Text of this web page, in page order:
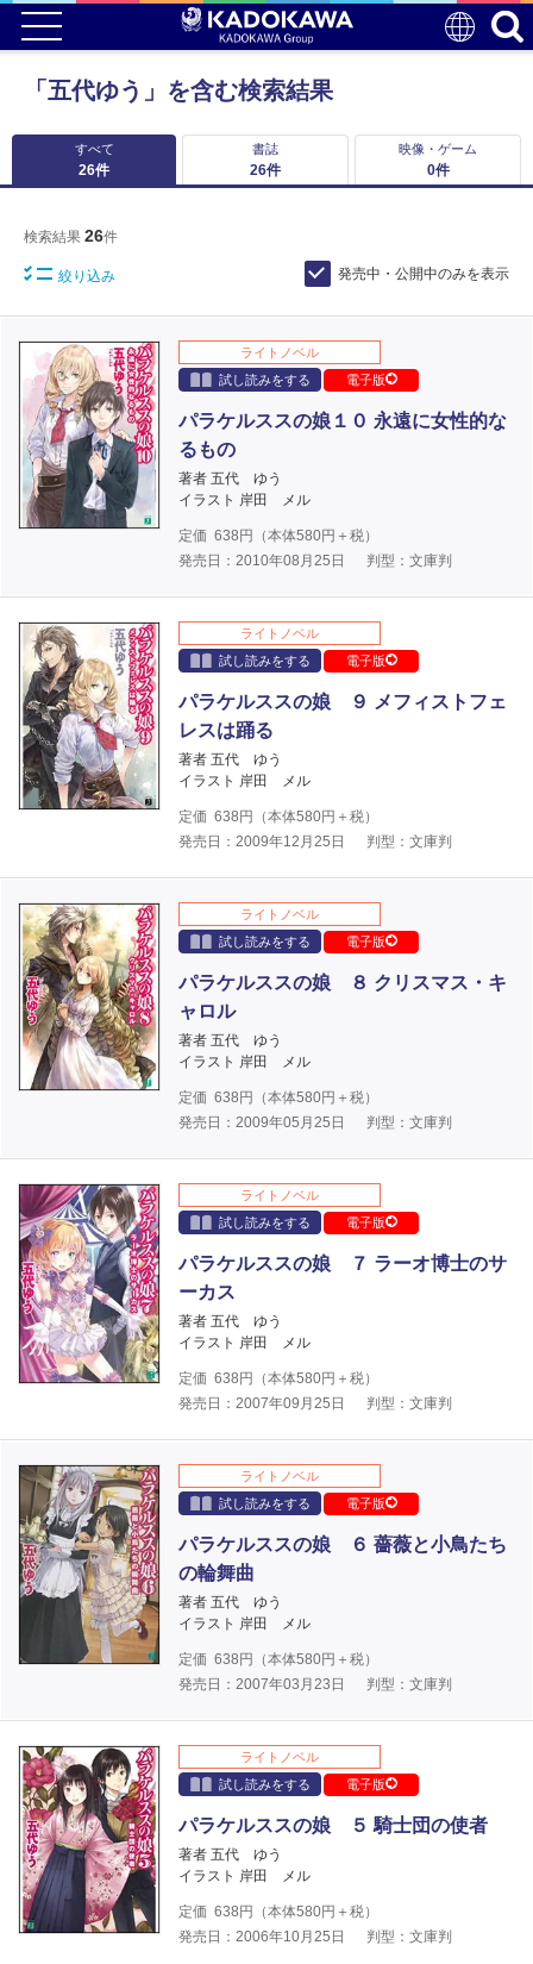
「五代ゆう」を含む検索結果
すべて
26件
書誌
26件
映像・ゲーム
0件
検索結果 26件
絞り込み 発売中・公開中のみを表示
ライトノベル
試し読みをする
電子版
パラケルススの娘１０ 永遠に女性的な
るもの
著者 五代 ゆう
イラスト 岸田 メル
定価 638 円（本体580円＋税）
発売日：2010年08月25日
判型：文庫判
ライトノベル
試し読みをする
電子版
パラケルススの娘 ９ メフィストフェ
レスは踊る
著者 五代 ゆう
イラスト 岸田 メル
定価 638 円（本体580円＋税）
発売日：2009年12月25日
判型：文庫判
ライトノベル
試し読みをする
電子版
パラケルススの娘 ８ クリスマス・キ
ャロル
著者 五代 ゆう
イラスト 岸田 メル
定価 638 円（本体580円＋税）
発売日：2009年05月25日
判型：文庫判
ライトノベル
試し読みをする
電子版
パラケルススの娘 ７ ラーオ博士のサ
ーカス
著者 五代 ゆう
イラスト 岸田 メル
定価 638 円（本体580円＋税）
発売日：2007年09月25日
判型：文庫判
ライトノベル
試し読みをする
電子版
パラケルススの娘 ６ 薔薇と小鳥たち
の輪舞曲
著者 五代 ゆう
イラスト 岸田 メル
定価 638 円（本体580円＋税）
発売日：2007年03月23日
判型：文庫判
ライトノベル
試し読みをする
電子版
パラケルススの娘 ５ 騎士団の使者
著者 五代 ゆう
イラスト 岸田 メル
定価 638 円（本体580円＋税）
発売日：2006年10月25日
判型：文庫判